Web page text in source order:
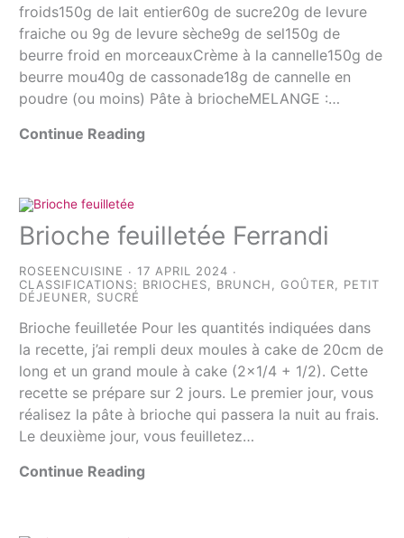
froids150g de lait entier60g de sucre20g de levure
fraiche ou 9g de levure sèche9g de sel150g de
beurre froid en morceauxCrème à la cannelle150g de
beurre mou40g de cassonade18g de cannelle en
poudre (ou moins) Pâte à briocheMELANGE :…
Continue Reading
Brioche feuilletée Ferrandi
ROSEENCUISINE
17 APRIL 2024
CLASSIFICATIONS: BRIOCHES, BRUNCH,GOÛTER, PETIT
DÉJEUNER, SUCRÉ
Brioche feuilletée Pour les quantités indiquées dans
la recette, j’ai rempli deux moules à cake de 20cm de
long et un grand moule à cake (2×1/4 + 1/2). Cette
recette se prépare sur 2 jours. Le premier jour, vous
réalisez la pâte à brioche qui passera la nuit au frais.
Le deuxième jour, vous feuilletez…
Continue Reading